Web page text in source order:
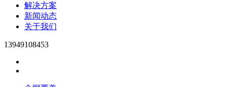
解决方案
新闻动态
关于我们
13949108453